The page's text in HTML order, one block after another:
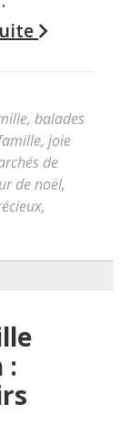
, balades
, joie
de
de noël,
,
: